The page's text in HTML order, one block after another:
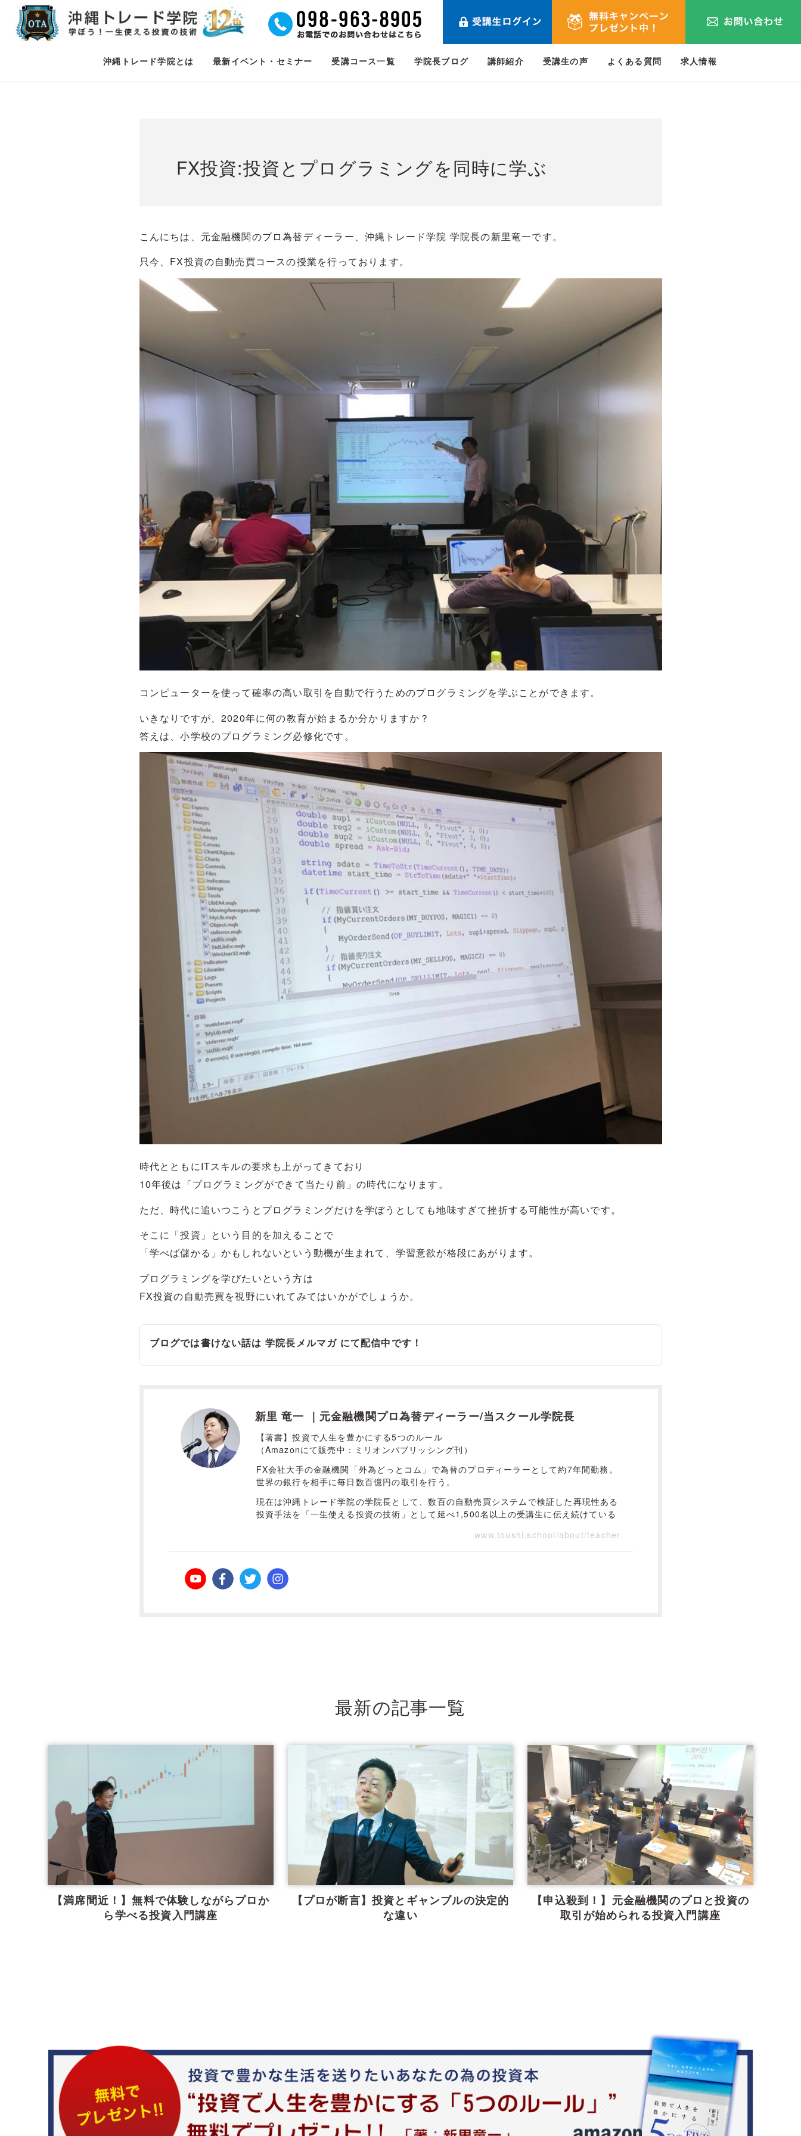
沖縄トレード学院とは 最新イベント・セミナー 受講コース一覧 学院長ブログ 講師紹介 受講生の声 よくある質問 求人情報
FX投資:投資とプログラミングを同時に学ぶ
こんにちは、元金融機関のプロ為替ディーラー、沖縄トレード学院 学院長の新里竜一です。
只今、FX投資の自動売買コースの授業を行っております。
コンピューターを使って確率の高い取引を自動で行うためのプログラミングを学ぶことができます。
いきなりですが、2020年に何の教育が始まるか分かりますか？
答えは、小学校のプログラミング必修化です。
時代とともにITスキルの要求も上がってきており
10年後は「プログラミングができて当たり前」の時代になります。
ただ、時代に追いつこうとプログラミングだけを学ぼうとしても地味すぎて挫折する可能性が高いです。
そこに「投資」という目的を加えることで
「学べば儲かる」かもしれないという動機が生まれて、学習意欲が格段にあがります。
プログラミングを学びたいという方は
FX投資の自動売買を視野にいれてみてはいかがでしょうか。
ブログでは書けない話は 学院長メルマガ にて配信中です！
新里 竜一 ｜元金融機関プロ為替ディーラー/当スクール学院長
【著書】投資で人生を豊かにする5つのルール
（Amazonにて販売中：ミリオンパブリッシング刊）
FX会社大手の金融機関「外為どっとコム」で為替のプロディーラーとして約7年間勤務。
世界の銀行を相手に毎日数百億円の取引を行う。
現在は沖縄トレード学院の学院長として、数百の自動売買システムで検証した再現性ある
投資手法を「一生使える投資の技術」として延べ1,500名以上の受講生に伝え続けている
www.toushi.school/about/teacher
最新の記事一覧
【満席間近！】無料で体験しながらプロか
ら学べる投資入門講座
【プロが断言】投資とギャンブルの決定的
な違い
【申込殺到！】元金融機関のプロと投資の
取引が始められる投資入門講座